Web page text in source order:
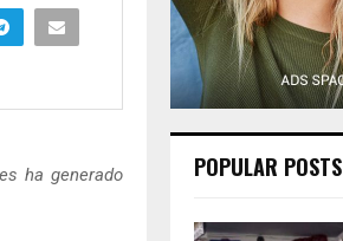
ha generado
POPULAR POSTS